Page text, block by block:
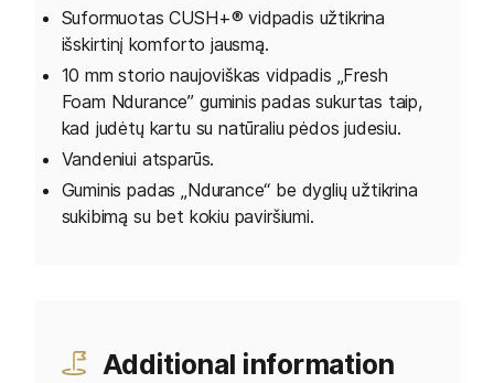
Suformuotas CUSH+® vidpadis užtikrina
išskirtinį komforto jausmą.
10 mm storio naujoviškas vidpadis „Fresh
Foam Ndurance” guminis padas sukurtas taip,
kad judėtų kartu su natūraliu pėdos judesiu.
Vandeniui atsparūs.
Guminis padas „Ndurance“ be dyglių užtikrina
sukibimą su bet kokiu paviršiumi.
Additional information